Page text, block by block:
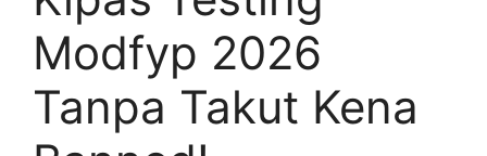
Modfyp 2026
Tanpa Takut Kena